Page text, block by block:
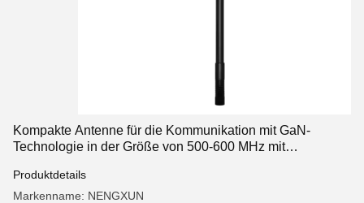
Kompakte Antenne für die Kommunikation mit GaN-
Technologie in der Größe von 500-600 MHz mit
Produktdetails
Markenname: NENGXUN